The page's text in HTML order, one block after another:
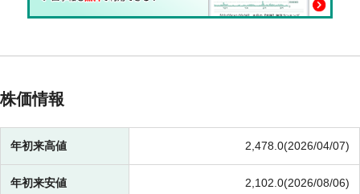
株価情報
年初来高値 2,478.0(2026/04/07)
年初来安値 2,102.0(2026/08/06)